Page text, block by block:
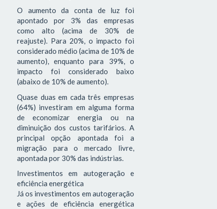
O aumento da conta de luz foi
apontado por 3% das empresas
como alto (acima de 30% de
reajuste). Para 20%, o impacto foi
considerado médio (acima de 10% de
aumento), enquanto para 39%, o
impacto foi considerado baixo
(abaixo de 10% de aumento).
Quase duas em cada três empresas
(64%) investiram em alguma forma
de economizar energia ou na
diminuição dos custos tarifários. A
principal opção apontada foi a
migração para o mercado livre,
apontada por 30% das indústrias.
Investimentos em autogeração e
eficiência energética
Já os investimentos em autogeração
e ações de eficiência energética